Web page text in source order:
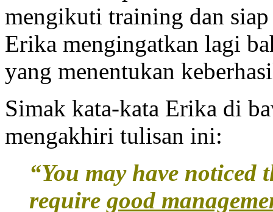
mengikuti training dan
Erika mengingatkan lagi
yang menentukan
Simak kata-kata Erika di
mengakhiri tulisan ini:
“You may have
require good